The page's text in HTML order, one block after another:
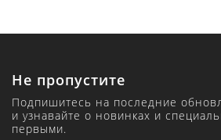
Не пропустите
Подпишитесь на последние
и узнавайте о новинках и
первыми.